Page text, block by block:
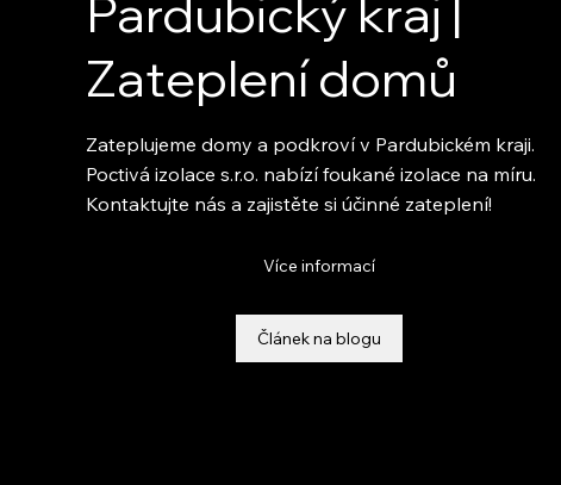
Pardubický kraj |
Zateplení domů
Zateplujeme domy a podkroví v Pardubickém kraji.
Poctivá izolace s.r.o. nabízí foukané izolace na míru.
Kontaktujte nás a zajistěte si účinné zateplení!
Více informací
Článek na blogu